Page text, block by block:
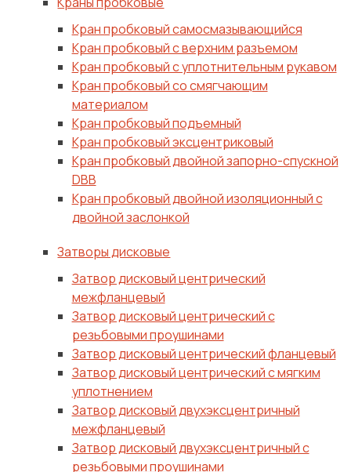
Кран пробковый самосмазывающийся
Кран пробковый с верхним разъемом
Кран пробковый с уплотнительным рукавом
Кран пробковый со смягчающим
материалом
Кран пробковый подъемный
Кран пробковый эксцентриковый
Кран пробковый двойной запорно-спускной
DBB
Кран пробковый двойной изоляционный с
двойной заслонкой
Затворы дисковые
Затвор дисковый центрический
межфланцевый
Затвор дисковый центрический с
резьбовыми проушинами
Затвор дисковый центрический фланцевый
Затвор дисковый центрический с мягким
уплотнением
Затвор дисковый двухэксцентричный
межфланцевый
Затвор дисковый двухэксцентричный с
резьбовыми проушинами